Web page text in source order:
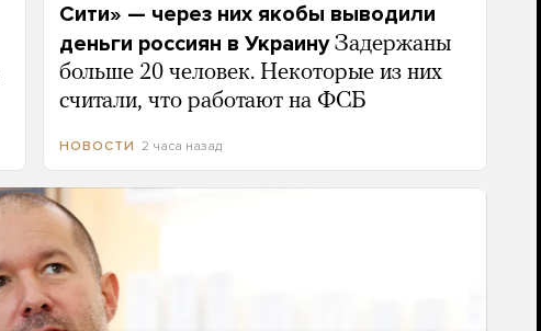
Сити» — через них якобы выводили
деньги россиян в Украину Задержаны
больше 20 человек. Некоторые из них
считали, что работают на ФСБ
НОВОСТИ 2 часа назад